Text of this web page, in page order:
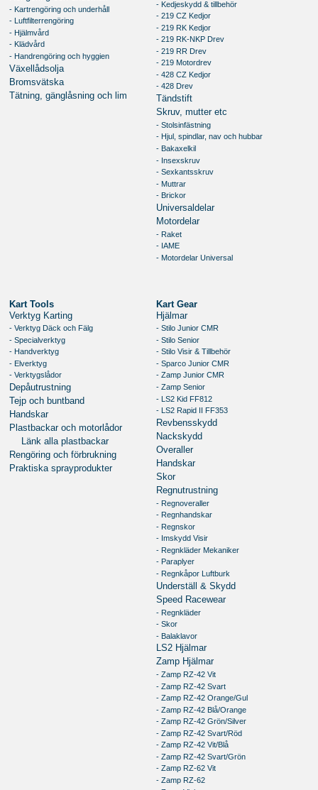
- Kartrengöring och underhåll
- Luftfilterrengöring
- Hjälmvård
- Klädvård
- Handrengöring och hyggien
Växellådsolja
Bromsvätska
Tätning, gänglåsning och lim
- Kedjeskydd & tillbehör
- 219 CZ Kedjor
- 219 RK Kedjor
- 219 RK-NKP Drev
- 219 RR Drev
- 219 Motordrev
- 428 CZ Kedjor
- 428 Drev
Tändstift
Skruv, mutter etc
- Stolsinfästning
- Hjul, spindlar, nav och hubbar
- Bakaxelkil
- Insexskruv
- Sexkantsskruv
- Muttrar
- Brickor
Universaldelar
Motordelar
- Raket
- IAME
- Motordelar Universal
Kart Tools
Verktyg Karting
- Verktyg Däck och Fälg
- Specialverktyg
- Handverktyg
- Elverktyg
- Verktygslådor
Depåutrustning
Tejp och buntband
Handskar
Plastbackar och motorlådor
Länk alla plastbackar
Rengöring och förbrukning
Praktiska sprayprodukter
Kart Gear
Hjälmar
- Stilo Junior CMR
- Stilo Senior
- Stilo Visir & Tillbehör
- Sparco Junior CMR
- Zamp Junior CMR
- Zamp Senior
- LS2 Kid FF812
- LS2 Rapid II FF353
Revbensskydd
Nackskydd
Overaller
Handskar
Skor
Regnutrustning
- Regnoveraller
- Regnhandskar
- Regnskor
- Imskydd Visir
- Regnkläder Mekaniker
- Paraplyer
- Regnkåpor Luftburk
Underställ & Skydd
Speed Racewear
- Regnkläder
- Skor
- Balaklavor
LS2 Hjälmar
Zamp Hjälmar
- Zamp RZ-42 Vit
- Zamp RZ-42 Svart
- Zamp RZ-42 Orange/Gul
- Zamp RZ-42 Blå/Orange
- Zamp RZ-42 Grön/Silver
- Zamp RZ-42 Svart/Röd
- Zamp RZ-42 Vit/Blå
- Zamp RZ-42 Svart/Grön
- Zamp RZ-62 Vit
- Zamp RZ-62